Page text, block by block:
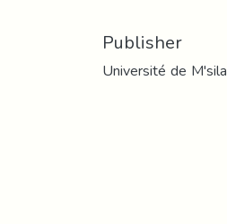
Publisher
Université de M'sila